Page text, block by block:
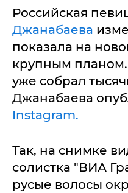
Российская
Джанабаева
показала на
крупным
уже собрал
Джанабаева
Instagram.
Так, на снимке
солистка "ВИА
русые волосы